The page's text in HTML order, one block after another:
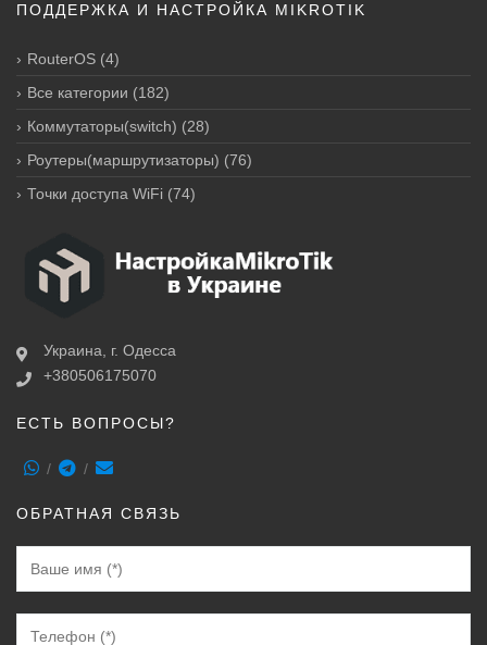
ПОДДЕРЖКА И НАСТРОЙКА MIKROTIK
RouterOS (4)
Все категории (182)
Коммутаторы(switch) (28)
Роутеры(маршрутизаторы) (76)
Точки доступа WiFi (74)
Украина, г. Одесса
+380506175070
ЕСТЬ ВОПРОСЫ?
ОБРАТНАЯ СВЯЗЬ